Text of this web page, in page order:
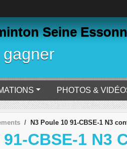
Seine
PHOTOS &
N3 Poule 10 91-CBSE-1 N3
CBSE-1 N3